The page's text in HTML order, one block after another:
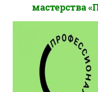
мастерства